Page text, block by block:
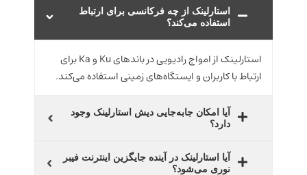
استارلینک از چه فرکانسی برای ارتباط
استفاده می‌کند؟
استارلینک از امواج رادیویی در باندهای Ku و Ka برای
ارتباط با کاربران و ایستگاه‌های زمینی استفاده می‌کند.
آیا امکان جابه‌جایی دیش استارلینک وجود
دارد؟
آیا استارلینک در آینده جایگزین اینترنت فیبر
نوری می‌شود؟